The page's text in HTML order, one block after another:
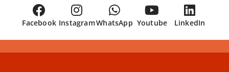
Facebook InstagramWhatsApp Youtube LinkedIn